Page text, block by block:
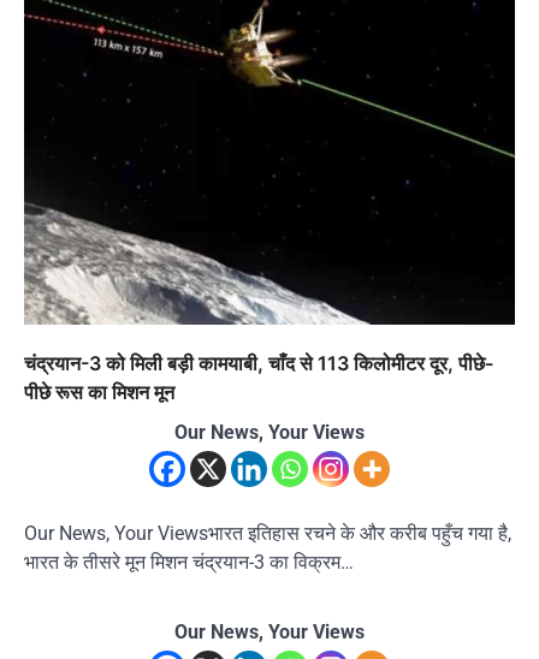
चंद्रयान-3 को मिली बड़ी कामयाबी, चाँद से 113 किलोमीटर दूर, पीछे-
पीछे रूस का मिशन मून
Our News, Your Views
Our News, Your Viewsभारत इतिहास रचने के और करीब पहुँच गया है,
भारत के तीसरे मून मिशन चंद्रयान-3 का विक्रम…
Our News, Your Views